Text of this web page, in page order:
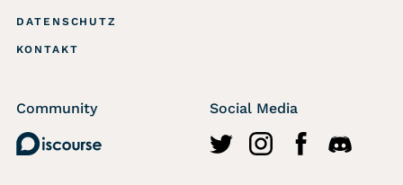
DATENSCHUTZ
KONTAKT
Community
Discourse
Social Media
http://twitter.com/
https://https://https://